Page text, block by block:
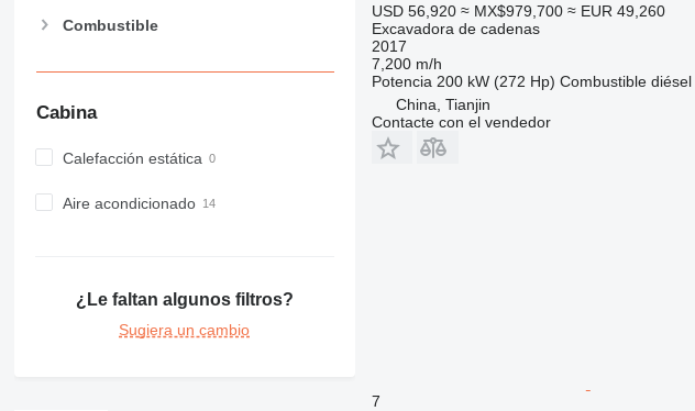
Combustible
Cabina
Calefacción estática
Aire acondicionado
¿Le faltan algunos filtros?
Sugiera un cambio
USD 56,920 ≈ MX$979,700 ≈ EUR 49,260
Excavadora de cadenas
2017
7,200 m/h
Potencia 200 kW (272 Hp) Combustible diésel
China, Tianjin
Contacte con el vendedor
7